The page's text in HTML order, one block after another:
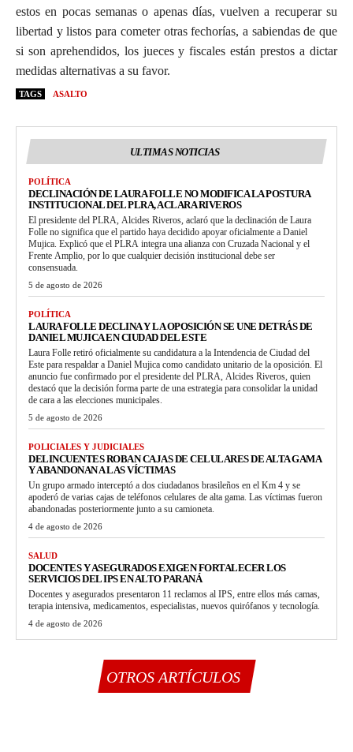
estos en pocas semanas o apenas días, vuelven a recuperar su
libertad y listos para cometer otras fechorías, a sabiendas de que
si son aprehendidos, los jueces y fiscales están prestos a dictar
medidas alternativas a su favor.
TAGS ASALTO
ULTIMAS NOTICIAS
POLÍTICA
DECLINACIÓN DE LAURA FOLLE NO MODIFICA LA POSTURA
INSTITUCIONAL DEL PLRA, ACLARA RIVEROS
El presidente del PLRA, Alcides Riveros, aclaró que la declinación de Laura
Folle no significa que el partido haya decidido apoyar oficialmente a Daniel
Mujica. Explicó que el PLRA integra una alianza con Cruzada Nacional y el
Frente Amplio, por lo que cualquier decisión institucional debe ser
consensuada.
5 de agosto de 2026
POLÍTICA
LAURA FOLLE DECLINA Y LA OPOSICIÓN SE UNE DETRÁS DE
DANIEL MUJICA EN CIUDAD DEL ESTE
Laura Folle retiró oficialmente su candidatura a la Intendencia de Ciudad del
Este para respaldar a Daniel Mujica como candidato unitario de la oposición. El
anuncio fue confirmado por el presidente del PLRA, Alcides Riveros, quien
destacó que la decisión forma parte de una estrategia para consolidar la unidad
de cara a las elecciones municipales.
5 de agosto de 2026
POLICIALES Y JUDICIALES
DELINCUENTES ROBAN CAJAS DE CELULARES DE ALTA GAMA
Y ABANDONAN A LAS VÍCTIMAS
Un grupo armado interceptó a dos ciudadanos brasileños en el Km 4 y se
apoderó de varias cajas de teléfonos celulares de alta gama. Las víctimas fueron
abandonadas posteriormente junto a su camioneta.
4 de agosto de 2026
SALUD
DOCENTES Y ASEGURADOS EXIGEN FORTALECER LOS
SERVICIOS DEL IPS EN ALTO PARANÁ
Docentes y asegurados presentaron 11 reclamos al IPS, entre ellos más camas,
terapia intensiva, medicamentos, especialistas, nuevos quirófanos y tecnología.
4 de agosto de 2026
OTROS ARTÍCULOS